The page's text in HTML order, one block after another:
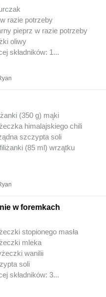
razie potrzeby
pieprz w razie potrzeby
oliwy
składników: 1...
(350 g) mąki
himalajskiego chili
szczypta soli
(85 ml) wrzątku
w foremkach
stopionego masła
mleka
wanilii
soli
składników: 3...